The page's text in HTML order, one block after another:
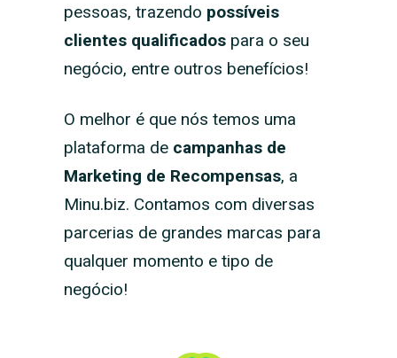
pessoas, trazendo possíveis
clientes qualificadospara o seu
negócio, entre outros benefícios!
O melhor é que nós temos uma
plataforma de campanhas de
Marketing de Recompensas, a
Minu.biz. Contamos com diversas
parcerias de grandes marcas para
qualquer momento e tipo de
negócio!